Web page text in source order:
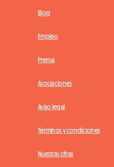
Blog
Empleo
Prensa
Asociaciones
Aviso legal
Términos y condiciones
Nuestras cifras